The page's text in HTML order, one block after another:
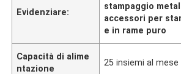
Evidenziare:
stampaggio
accessori per
e in rame puro
Capacità di alime
ntazione
25 insiemi al mese